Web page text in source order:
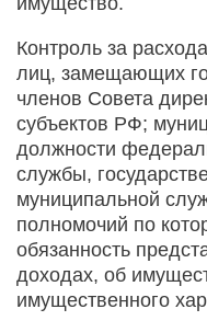
Контроль за
лиц, замещающих
членов Совета
субъектов РФ;
должности
службы,
муниципальной
полномочий по
обязанность
доходах, об
имущественного